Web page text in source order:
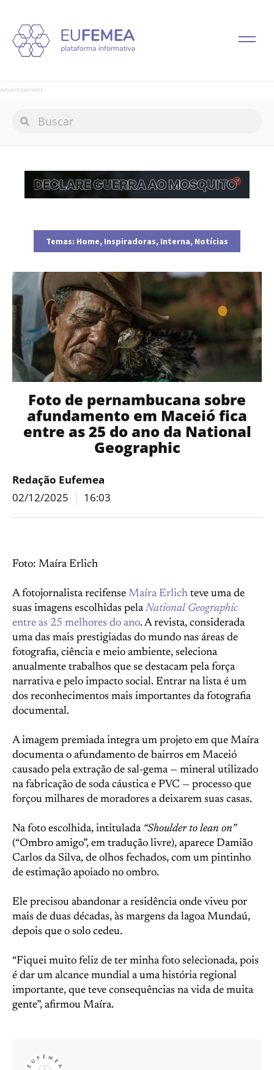
Advertisement
Temas: Home, Inspiradoras, Interna, Notícias
Foto de pernambucana sobre
afundamento em Maceió fica
entre as 25 do ano da National
Geographic
Redação Eufemea
02/12/2025
16:03
Foto: Maíra Erlich
A fotojornalista recifense Maíra Erlich teve uma de
suas imagens escolhidas pelaNational Geographic
entre as 25 melhores do ano. A revista, considerada
uma das mais prestigiadas do mundo nas áreas de
fotografia, ciência e meio ambiente, seleciona
anualmente trabalhos que se destacam pela força
narrativa e pelo impacto social. Entrar na lista é um
dos reconhecimentos mais importantes da fotografia
documental.
A imagem premiada integra um projeto em que Maíra
documenta o afundamento de bairros em Maceió
causado pela extração de sal-gema — mineral utilizado
na fabricação de soda cáustica e PVC — processo que
forçou milhares de moradores a deixarem suas casas.
Na foto escolhida, intitulada “Shoulder to lean on”
(“Ombro amigo”, em tradução livre), aparece Damião
Carlos da Silva, de olhos fechados, com um pintinho
de estimação apoiado no ombro.
Ele precisou abandonar a residência onde viveu por
mais de duas décadas, às margens da lagoa Mundaú,
depois que o solo cedeu.
“Fiquei muito feliz de ter minha foto selecionada, pois
é dar um alcance mundial a uma história regional
importante, que teve consequências na vida de muita
gente”, afirmou Maíra.